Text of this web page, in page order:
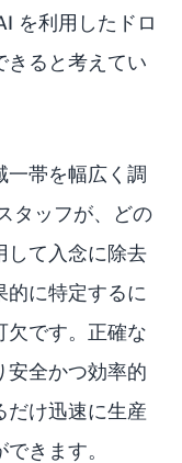
を利用したドロ
きると考えてい
一帯を幅広く調
タッフが、どの
して入念に除去
的に特定するに
欠です。正確な
安全かつ効率的
だけ迅速に生産
きます。